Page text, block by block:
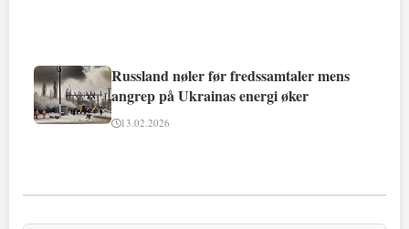
Russland nøler før fredssamtaler mens
angrep på Ukrainas energi øker
13.02.2026